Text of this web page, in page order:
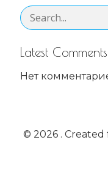
Latest Comments
Нет
© 2026 . Created